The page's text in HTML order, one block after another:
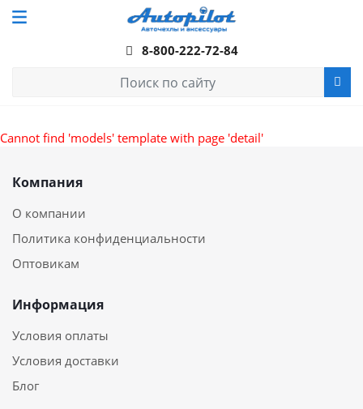
8-800-222-72-84
Cannot find 'models' template with page 'detail'
Компания
О компании
Политика конфиденциальности
Оптовикам
Информация
Условия оплаты
Условия доставки
Блог